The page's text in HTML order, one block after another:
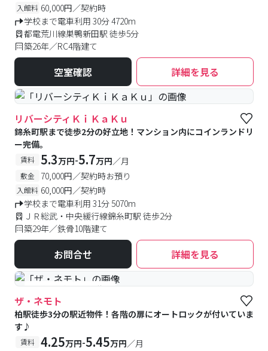
入館料 60,000円／契約時
学校まで電車利用 30分 4720m
都電荒川線巣鴨新田駅 徒歩5分
築26年／RC4階建て
空室確認 詳細を見る
リバーシティＫｉＫａＫｕ
錦糸町駅まで徒歩2分の好立地！マンション内にコインランドリ
ー完備。
賃料 5.3万円-5.7万円／月
敷金 70,000円／契約時お預り
入館料 60,000円／契約時
学校まで電車利用 31分 5070m
ＪＲ総武・中央緩行線錦糸町駅 徒歩2分
築29年／鉄骨10階建て
お問合せ 詳細を見る
#予約受付中 #空室待ち
ザ・ネモト
柏駅徒歩3分の駅近物件！各階の扉にオートロックが付いていま
す♪
賃料 4.25万円-5.45万円／月